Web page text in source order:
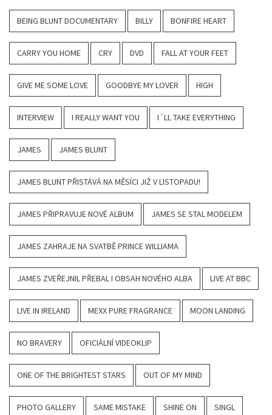
BEING BLUNT DOCUMENTARY BILLY BONFIRE HEART
CARRY YOU HOME CRY DVD FALL AT YOUR FEET
GIVE ME SOME LOVE GOODBYE MY LOVER HIGH
INTERVIEW I REALLY WANT YOU I´LL TAKE EVERYTHING
JAMES JAMES BLUNT
JAMES BLUNT PŘISTÁVÁ NA MĚSÍCI JIŽ V LISTOPADU!
JAMES PŘIPRAVUJE NOVÉ ALBUM JAMES SE STAL MODELEM
JAMES ZAHRAJE NA SVATBĚ PRINCE WILLIAMA
JAMES ZVEŘEJNIL PŘEBAL I OBSAH NOVÉHO ALBA LIVE AT BBC
LIVE IN IRELAND MEXX PURE FRAGRANCE MOON LANDING
NO BRAVERY OFICIÁLNÍ VIDEOKLIP
ONE OF THE BRIGHTEST STARS OUT OF MY MIND
PHOTO GALLERY SAME MISTAKE SHINE ON SINGL